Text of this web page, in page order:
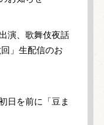
演、歌舞伎夜話
」生配信のお
日を前に「豆ま